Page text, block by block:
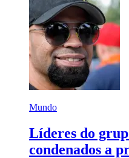
Mundo
Líderes do
condenados a